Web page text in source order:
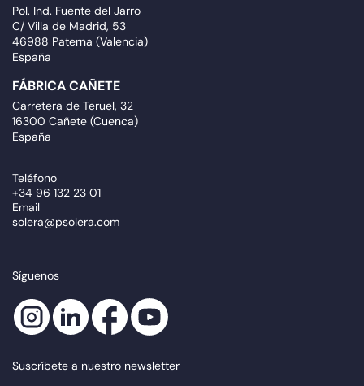
Pol. Ind. Fuente del Jarro
C/ Villa de Madrid, 53
46988 Paterna (Valencia)
España
FÁBRICA CAÑETE
Carretera de Teruel, 32
16300 Cañete (Cuenca)
España
Teléfono
+34 96 132 23 01
Email
solera@psolera.com
Síguenos
Suscríbete a nuestro newsletter